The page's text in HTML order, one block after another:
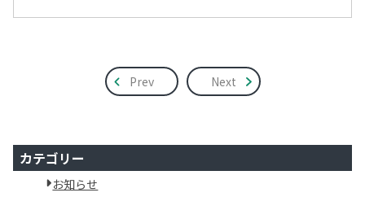
Prev Next
カテゴリー
お知らせ